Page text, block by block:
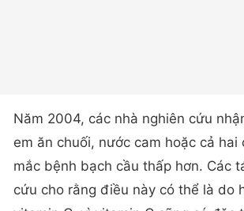
Năm 2004, các nhà nghiên cứu
em ăn chuối, nước cam hoặc cả hai
mắc bệnh bạch cầu thấp hơn. Các
cứu cho rằng điều này có thể là do